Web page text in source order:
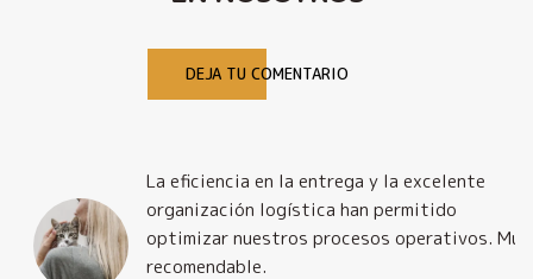
DEJA TU COMENTARIO
La eficiencia en la entrega y la excelente
organización logística han permitido
optimizar nuestros procesos operativos. Muy
recomendable.